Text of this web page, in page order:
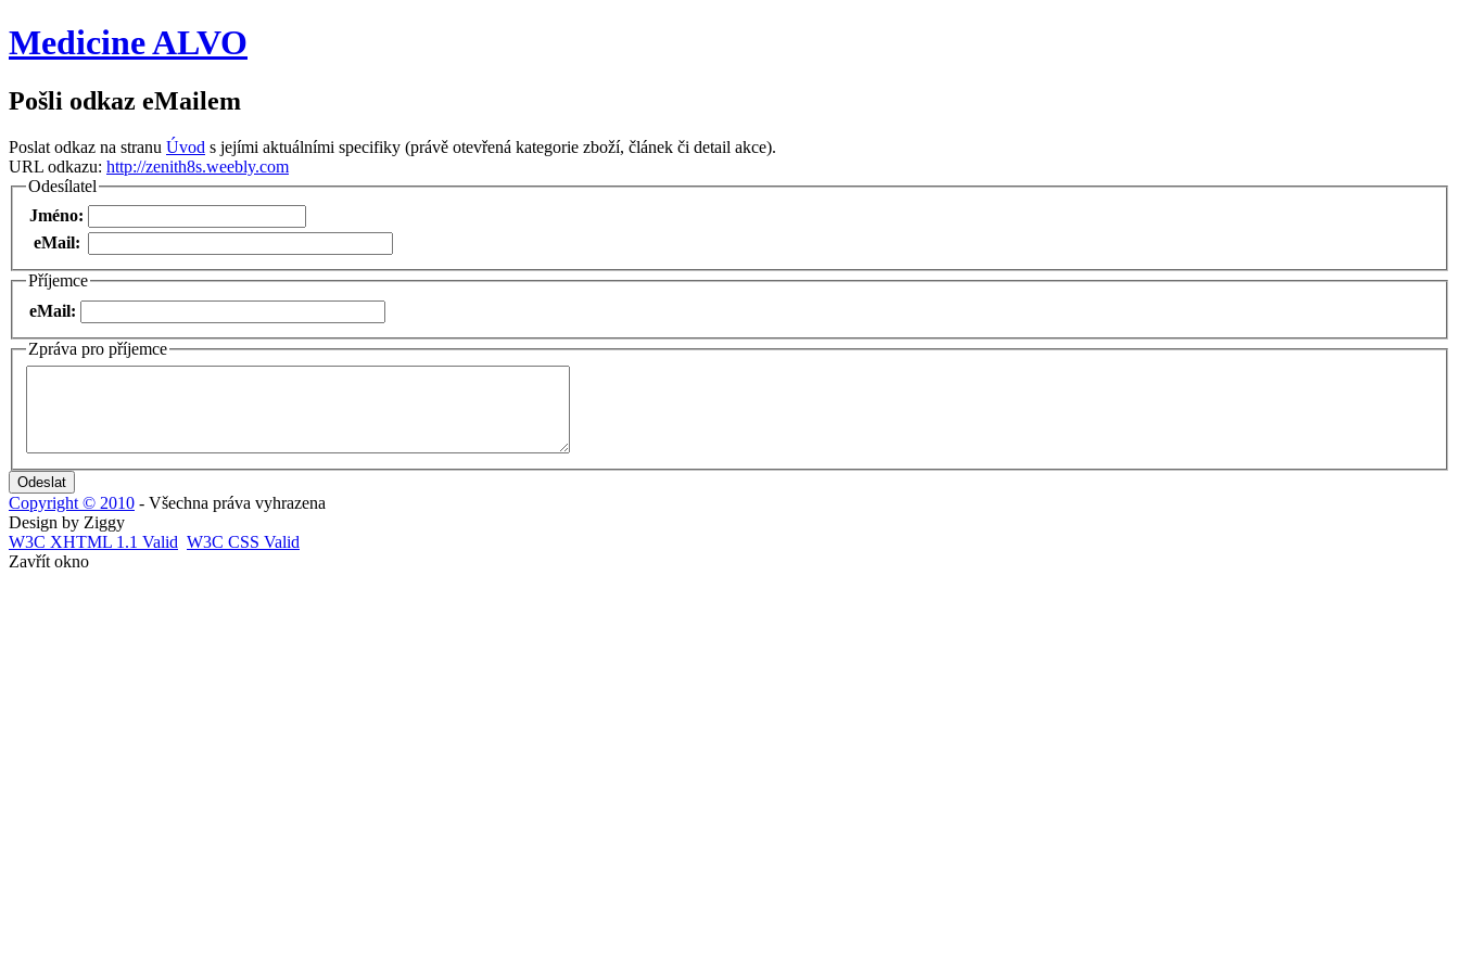
Medicine ALVO
Pošli odkaz eMailem
Poslat odkaz na stranu Úvod s jejími aktuálními specifiky (právě otevřená kategorie zboží, článek či detail akce).
URL odkazu: http://zenith8s.weebly.com
Odesílatel
Jméno:
eMail:
Příjemce
eMail:
Zpráva pro příjemce
Copyright © 2010 - Všechna práva vyhrazena
Design by Ziggy
W3C XHTML 1.1 Valid W3C CSS Valid
Zavřít okno